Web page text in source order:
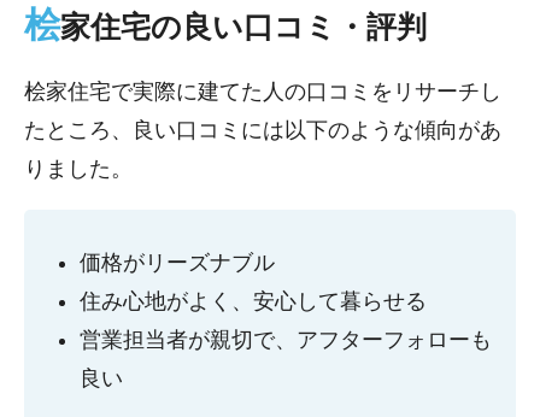
桧家住宅の良い口コミ・評判
桧家住宅で実際に建てた人の口コミをリサーチし
たところ、良い口コミには以下のような傾向があ
りました。
価格がリーズナブル
住み心地がよく、安心して暮らせる
営業担当者が親切で、アフターフォローも
良い